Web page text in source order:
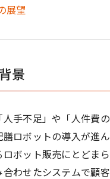
展望
景
手不足」や「人件費
ロボットの導入が進
ボット販売にとどま
合わせたシステムで顧